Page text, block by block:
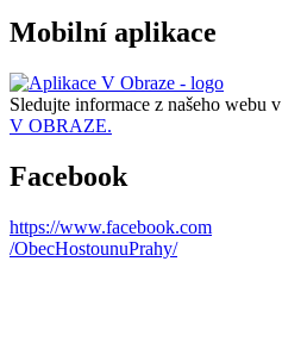
Mobilní aplikace
Sledujte informace z našeho webu v
V OBRAZE.
Facebook
https://www.facebook.com
/ObecHostounuPrahy/